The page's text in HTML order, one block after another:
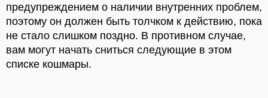
предупреждением о наличии внутренних проблем,
поэтому он должен быть толчком к действию, пока
не стало слишком поздно. В противном случае,
вам могут начать сниться следующие в этом
списке кошмары.